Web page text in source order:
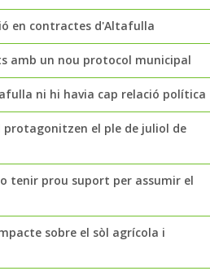
en contractes d'Altafulla
amb un nou protocol municipal
ni hi havia cap relació política
protagonitzen el ple de juliol de
tenir prou suport per assumir el
sobre el sòl agrícola i